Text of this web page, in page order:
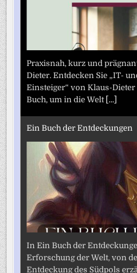
Praxisnah, kurz und
Dieter. Entdecken Sie „IT-
Einsteiger“ von Klaus-Dieter
Buch, um in die Welt [...]
Ein Buch der Entdeckungen
In Ein Buch der
Erforschung der Welt, von
Entdeckung des Südpols